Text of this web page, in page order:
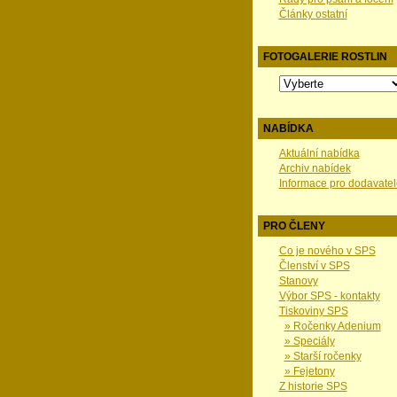
Články ostatní
FOTOGALERIE ROSTLIN
NABÍDKA
Aktuální nabídka
Archiv nabídek
Informace pro
PRO ČLENY
Co je nového v SPS
Členství v SPS
Stanovy
Výbor SPS - kontakty
Tiskoviny SPS
» Ročenky Adenium
» Speciály
» Starší ročenky
» Fejetony
Z historie SPS